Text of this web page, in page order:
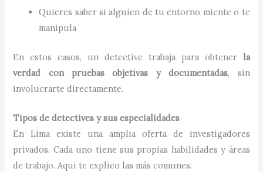
Quieres saber si alguien de tu entorno miente o te
manipula
En estos casos, un detective trabaja para obtener la
verdad con pruebas objetivas y documentadas, sin
involucrarte directamente.
Tipos de detectives y sus especialidades
En Lima existe una amplia oferta de investigadores
privados. Cada uno tiene sus propias habilidades y áreas
de trabajo. Aquí te explico las más comunes: